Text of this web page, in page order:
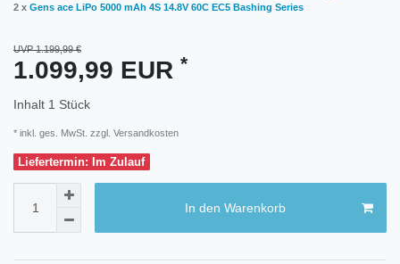
2 x Gens ace LiPo 5000 mAh 4S 14.8V 60C EC5 Bashing Series
UVP 1.199,99 €
1.099,99 EUR *
Inhalt 1 Stück
* inkl. ges. MwSt. zzgl. Versandkosten
Liefertermin: Im Zulauf
In den Warenkorb